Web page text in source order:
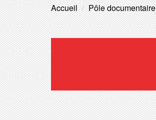
Accueil Pôle documentaire